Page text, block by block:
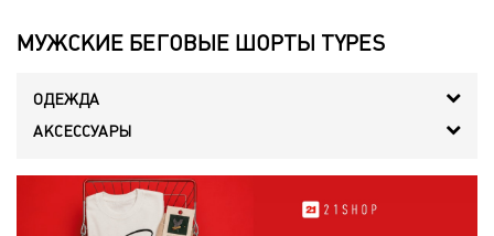
МУЖСКИЕ БЕГОВЫЕ ШОРТЫ TYPES
ОДЕЖДА
АКСЕССУАРЫ